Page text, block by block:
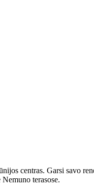
centras. Garsi savo
terasose.